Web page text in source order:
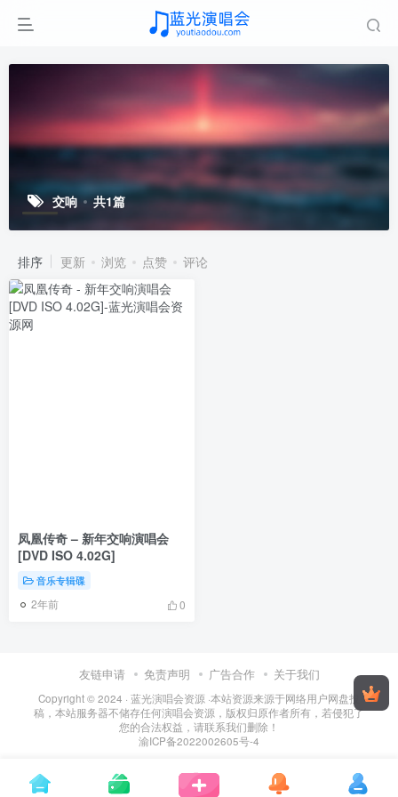
交响 共1篇
排序 更新 浏览 点赞 评论
凤凰传奇 – 新年交响演唱会
[DVD ISO 4.02G]
音乐专辑碟
2年前 0
友链申请 免责声明 广告合作 关于我们
Copyright © 2024 · 蓝光演唱会资源 ·本站资源来源于网络用户网盘投
稿，本站服务器不储存任何演唱会资源，版权归原作者所有，若侵犯了
您的合法权益，请联系我们删除！
渝ICP备2022002605号-4